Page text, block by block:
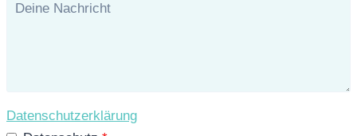
Datenschutzerklärung